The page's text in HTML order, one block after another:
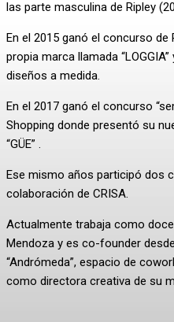
las parte masculina de Ripley
En el 2015 ganó el concurso
propia marca llamada
diseños a medida.
En el 2017 ganó el concurso
Shopping donde presentó su
“GÜE” .
Ese mismo años participó dos
colaboración de CRISA.
Actualmente trabaja como
Mendoza y es co-founder
“Andrómeda”, espacio de
como directora creativa de su